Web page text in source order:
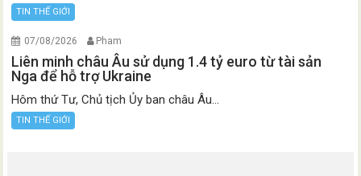
TIN THẾ GIỚI
07/08/2026 Pham
Liên minh châu Âu sử dụng 1.4 tỷ euro từ tài sản
Nga để hỗ trợ Ukraine
Hôm thứ Tư, Chủ tịch Ủy ban châu Âu...
TIN THẾ GIỚI